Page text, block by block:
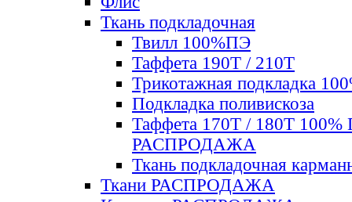
Ткань подкладочная
Твилл 100%ПЭ
Таффета 190Т / 210Т
Трикотажная подкладка
Подкладка поливискоза
Таффета 170Т / 180Т 100%
РАСПРОДАЖА
Ткань подкладочная
Ткани РАСПРОДАЖА